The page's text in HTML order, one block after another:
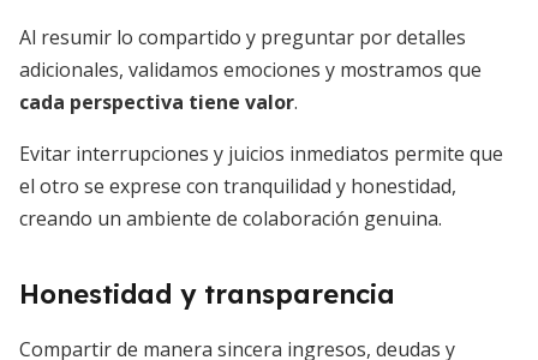
Al resumir lo compartido y preguntar por detalles
adicionales, validamos emociones y mostramos que
cada perspectiva tiene valor.
Evitar interrupciones y juicios inmediatos permite que
el otro se exprese con tranquilidad y honestidad,
creando un ambiente de colaboración genuina.
Honestidad y transparencia
Compartir de manera sincera ingresos, deudas y